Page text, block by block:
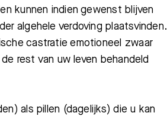
kunnen indien gewenst blijven
algehele verdoving plaatsvinden.
castratie emotioneel zwaar
rest van uw leven behandeld
als pillen (dagelijks) die u kan